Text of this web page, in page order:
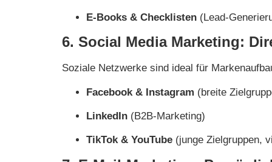
E-Books & Checklisten (Lead-
6. Social Media Marketing:
Soziale Netzwerke sind ideal für
Facebook & Instagram (breite
LinkedIn (B2B-Marketing)
TikTok & YouTube (junge Zielgruppen,